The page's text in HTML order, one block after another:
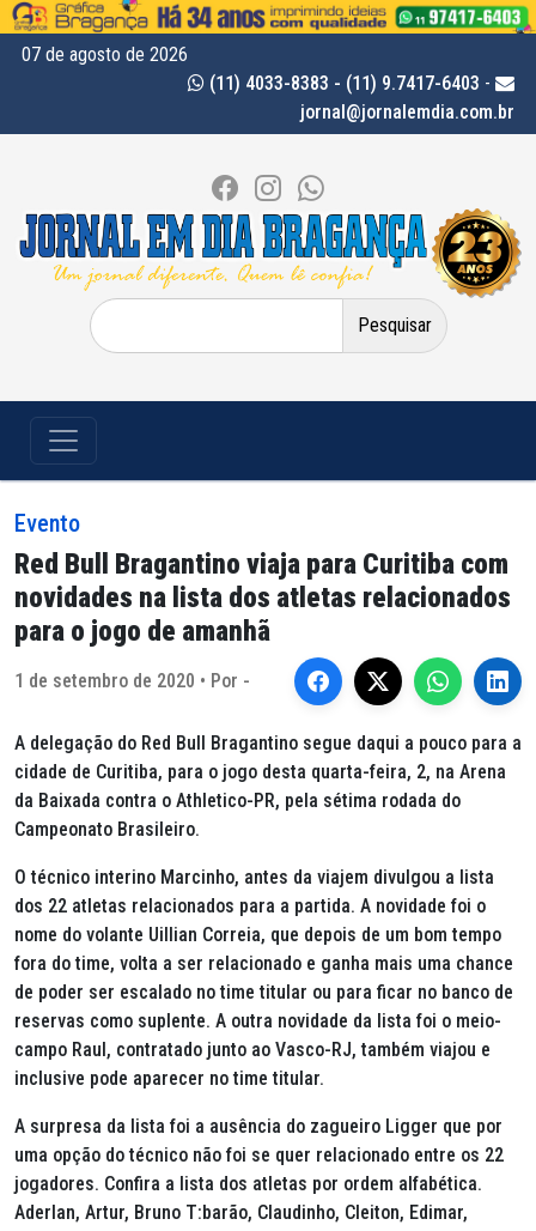
07 de agosto de 2026
(11) 4033-8383 - (11) 9.7417-6403 -
jornal@jornalemdia.com.br
Pesquisar
por:
Evento
Red Bull Bragantino viaja para Curitiba com
novidades na lista dos atletas relacionados
para o jogo de amanhã
1 de setembro de 2020 • Por -
A delegação do Red Bull Bragantino segue daqui a pouco para a
cidade de Curitiba, para o jogo desta quarta-feira, 2, na Arena
da Baixada contra o Athletico-PR, pela sétima rodada do
Campeonato Brasileiro.
O técnico interino Marcinho, antes da viajem divulgou a lista
dos 22 atletas relacionados para a partida. A novidade foi o
nome do volante Uillian Correia, que depois de um bom tempo
fora do time, volta a ser relacionado e ganha mais uma chance
de poder ser escalado no time titular ou para ficar no banco de
reservas como suplente. A outra novidade da lista foi o meio-
campo Raul, contratado junto ao Vasco-RJ, também viajou e
inclusive pode aparecer no time titular.
A surpresa da lista foi a ausência do zagueiro Ligger que por
uma opção do técnico não foi se quer relacionado entre os 22
jogadores. Confira a lista dos atletas por ordem alfabética.
Aderlan, Artur, Bruno T:barão, Claudinho, Cleiton, Edimar,